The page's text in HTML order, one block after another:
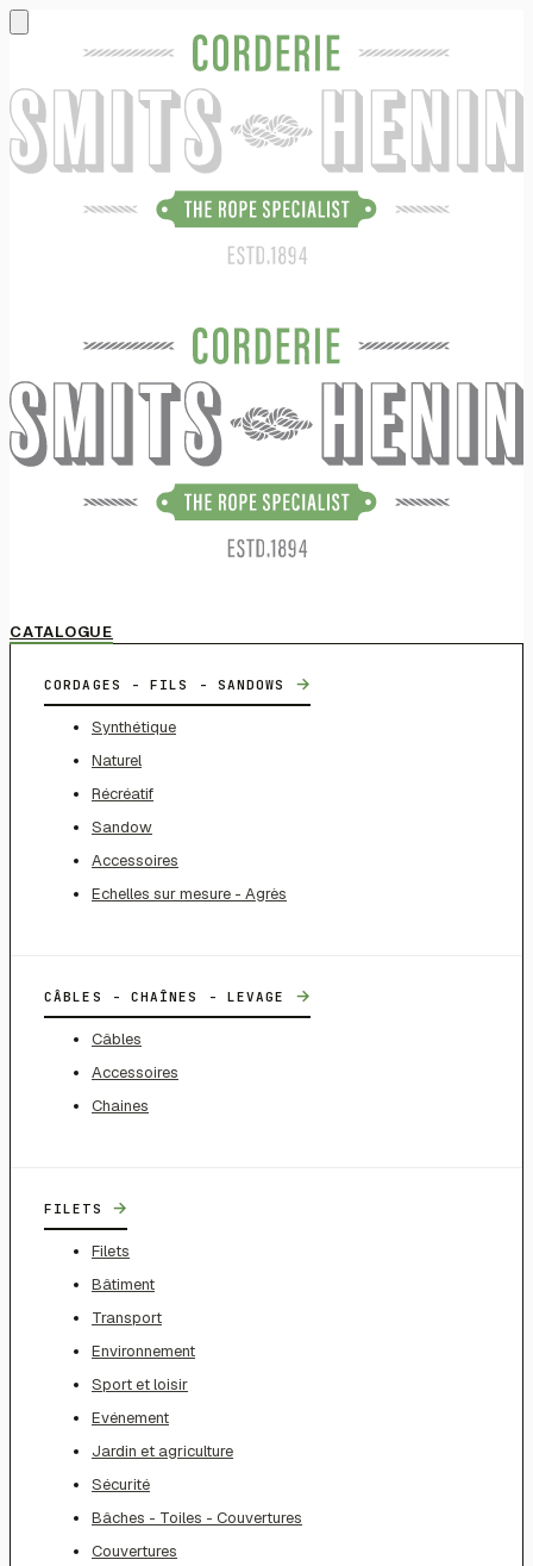
CATALOGUE
CORDAGES - FILS - SANDOWS →
Synthétique
Naturel
Récréatif
Sandow
Accessoires
Echelles sur mesure - Agrès
CÂBLES - CHAÎNES - LEVAGE →
Câbles
Accessoires
Chaines
FILETS →
Filets
Bâtiment
Transport
Environnement
Sport et loisir
Evénement
Jardin et agriculture
Sécurité
Bâches - Toiles - Couvertures
Couvertures